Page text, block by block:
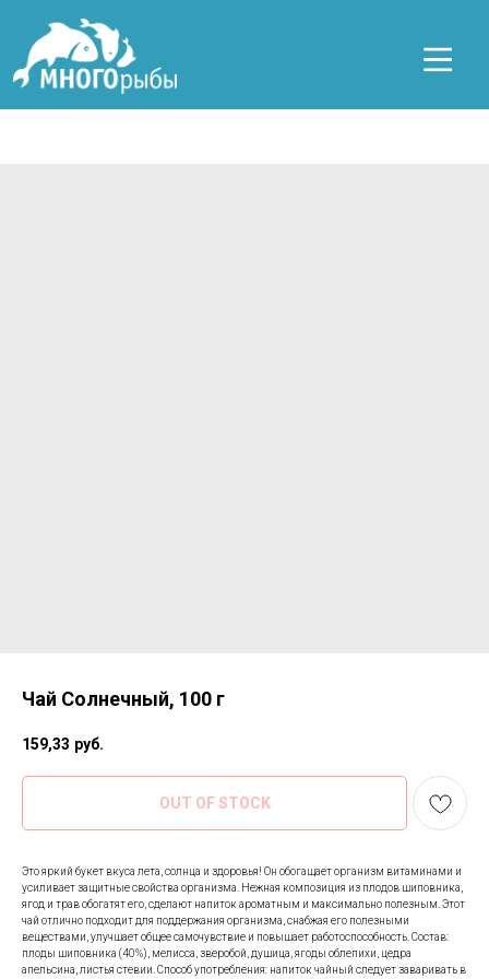
Чай Солнечный, 100 г
159,33 руб.
OUT OF STOCK
Это яркий букет вкуса лета, солнца и здоровья! Он обогащает организм витаминами и
усиливает защитные свойства организма. Нежная композиция из плодов шиповника,
ягод и трав обогатят его, сделают напиток ароматным и максимально полезным. Этот
чай отлично подходит для поддержания организма, снабжая его полезными
веществами, улучшает общее самочувствие и повышает работоспособность. Состав:
плоды шиповника (40%), мелисса, зверобой, душица, ягоды облепихи, цедра
апельсина, листья стевии. Способ употребления: напиток чайный следует заваривать в